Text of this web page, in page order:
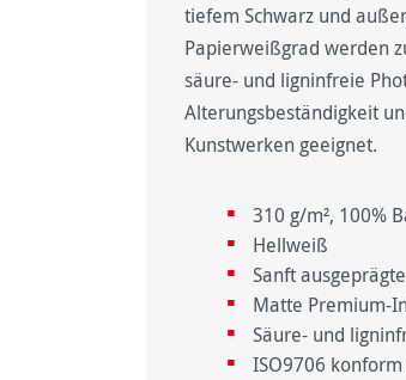
tiefem Schwarz und
Papierweißgrad werden
säure- und ligninfreie
Alterungsbeständigkeit
Kunstwerken geeignet.
310 g/m², 100%
Hellweiß
Sanft
Matte Premium-
Säure- und
ISO9706